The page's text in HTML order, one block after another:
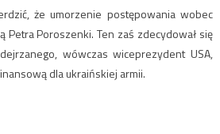
że umorzenie postępowania wobec
Petra Poroszenki. Ten zaś zdecydował się
wówczas wiceprezydent USA,
dla ukraińskiej armii.